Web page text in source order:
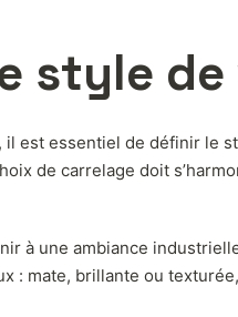
style
est essentiel de définir le
de carrelage doit
à une ambiance
: mate, brillante ou